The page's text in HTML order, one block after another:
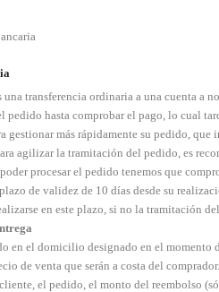
una transferencia ordinaria a una cuenta
pedido hasta comprobar el pago, lo cual
gestionar más rápidamente su pedido,
agilizar la tramitación del pedido, es
procesar el pedido tenemos que
de validez de 10 días desde su
en este plazo, si no la tramitación
en el domicilio designado en el
de venta que serán a costa del
el pedido, el monto del reembolso